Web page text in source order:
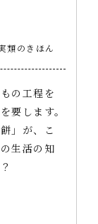
類のきほん
の工程を
要します。
」が、こ
生活の知